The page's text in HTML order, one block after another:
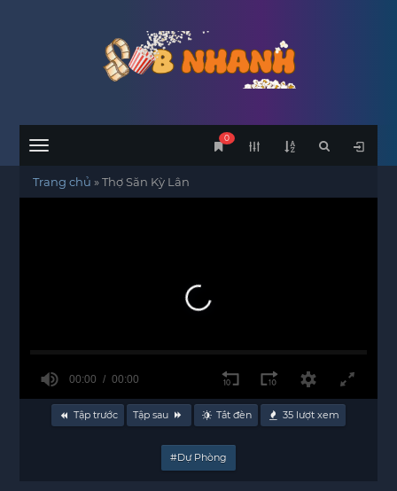
Menu
0
Trang chủ »Thợ Săn Kỳ Lân
Tập trước Tập sau Tắt đèn 35 lượt xem
#Dự Phòng